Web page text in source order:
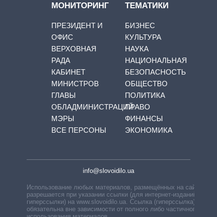
МОНИТОРИНГ
ПРЕЗИДЕНТ И
ОФИС
ВЕРХОВНАЯ
РАДА
КАБИНЕТ
МИНИСТРОВ
ГЛАВЫ
ОБЛАДМИНИСТРАЦИЙ
МЭРЫ
ВСЕ ПЕРСОНЫ
ТЕМАТИКИ
БИЗНЕС
КУЛЬТУРА
НАУКА
НАЦИОНАЛЬНАЯ
БЕЗОПАСНОСТЬ
ОБЩЕСТВО
ПОЛИТИКА
ПРАВО
ФИНАНСЫ
ЭКОНОМИКА
info@slovoidilo.ua
Использование любых материалов, размещённых на сайте,
разрешается при указании ссылки (для интернет-изданий —
гиперссылки) на www.slovoidilo.ua. Ссылка (гиперссылка)
обязательна вне зависимости от полного либо частичного